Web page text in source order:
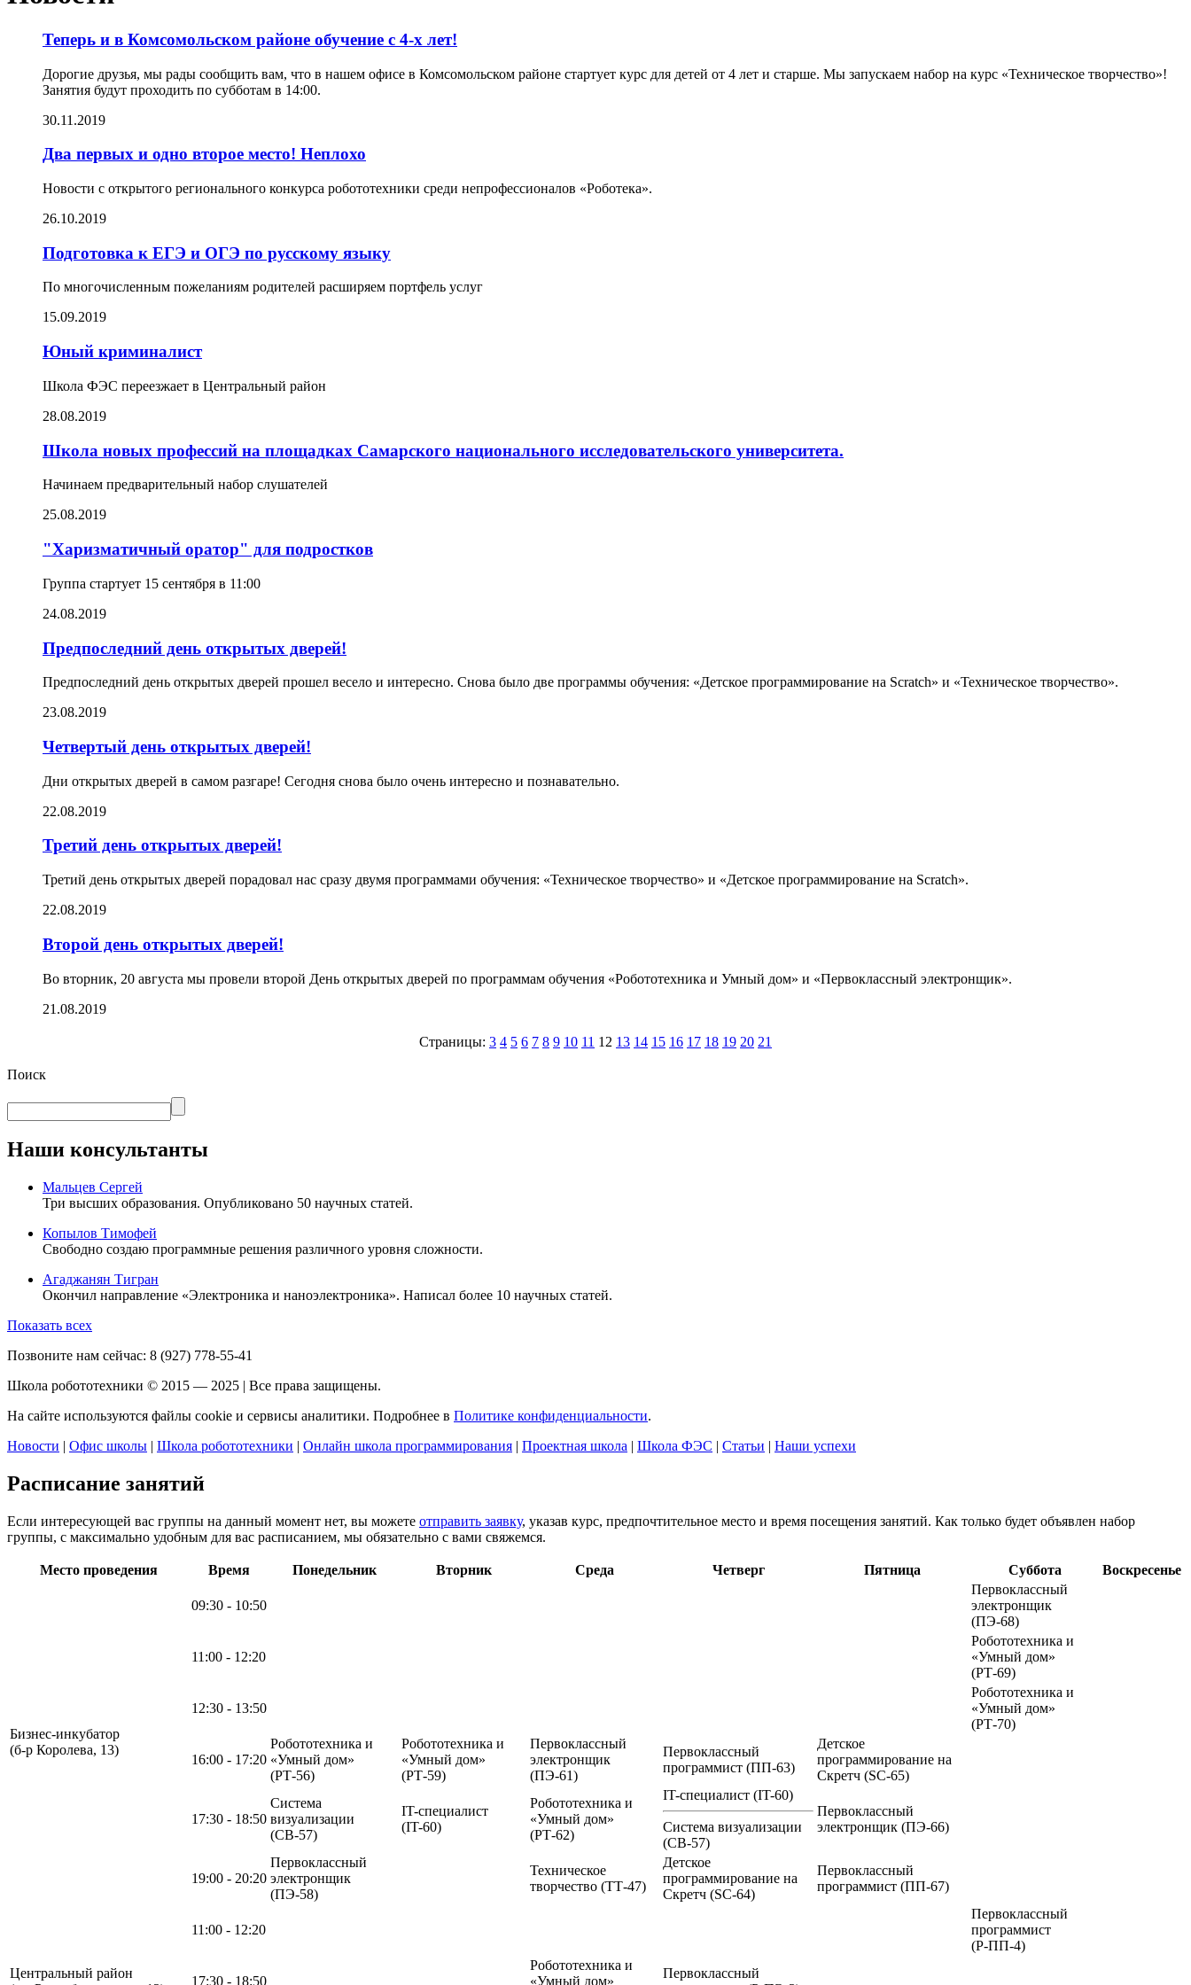
Теперь и в Комсомольском районе обучение с 4-х лет!
Дорогие друзья, мы рады сообщить вам, что в нашем офисе в Комсомольском районе стартует курс для детей от 4 лет и старше. Мы запускаем набор на курс «Техническое творчество»!
Занятия будут проходить по субботам в 14:00.
30.11.2019
Два первых и одно второе место! Неплохо
Новости с открытого регионального конкурса робототехники среди непрофессионалов «Роботека».
26.10.2019
Подготовка к ЕГЭ и ОГЭ по русскому языку
По многочисленным пожеланиям родителей расширяем портфель услуг
15.09.2019
Юный криминалист
Школа ФЭС переезжает в Центральный район
28.08.2019
Школа новых профессий на площадках Самарского национального исследовательского университета.
Начинаем предварительный набор слушателей
25.08.2019
"Харизматичный оратор" для подростков
Группа стартует 15 сентября в 11:00
24.08.2019
Предпоследний день открытых дверей!
Предпоследний день открытых дверей прошел весело и интересно. Снова было две программы обучения: «Детское программирование на Scratch» и «Техническое творчество».
23.08.2019
Четвертый день открытых дверей!
Дни открытых дверей в самом разгаре! Сегодня снова было очень интересно и познавательно.
22.08.2019
Третий день открытых дверей!
Третий день открытых дверей порадовал нас сразу двумя программами обучения: «Техническое творчество» и «Детское программирование на Scratch».
22.08.2019
Второй день открытых дверей!
Во вторник, 20 августа мы провели второй День открытых дверей по программам обучения «Робототехника и Умный дом» и «Первоклассный электронщик».
21.08.2019
Страницы: 3 4 5 6 7 8 9 10 11 12 13 14 15 16 17 18 19 20 21
Поиск
Наши консультанты
Мальцев Сергей
Три высших образования. Опубликовано 50 научных статей.
Копылов Тимофей
Свободно создаю программные решения различного уровня сложности.
Агаджанян Тигран
Окончил направление «Электроника и наноэлектроника». Написал более 10 научных статей.
Показать всех
Позвоните нам сейчас: 8 (927) 778-55-41
Школа робототехники © 2015 — 2025 | Все права защищены.
На сайте используются файлы cookie и сервисы аналитики. Подробнее в Политике конфиденциальности.
Новости | Офис школы | Школа робототехники | Онлайн школа программирования | Проектная школа | Школа ФЭС | Статьи | Наши успехи
Расписание занятий
Если интересующей вас группы на данный момент нет, вы можете отправить заявку, указав курс, предпочтительное место и время посещения занятий. Как только будет объявлен набор
группы, с максимально удобным для вас расписанием, мы обязательно с вами свяжемся.
Место проведения Время Понедельник Вторник Среда Четверг Пятница Суббота Воскресенье
Бизнес-инкубатор
(б-р Королева, 13)
09:30 - 10:50
Первоклассный
электронщик
(ПЭ-68)
11:00 - 12:20
Робототехника и
«Умный дом»
(РТ-69)
12:30 - 13:50
Робототехника и
«Умный дом»
(РТ-70)
16:00 - 17:20
Робототехника и
«Умный дом»
(РТ-56)
Робототехника и
«Умный дом»
(РТ-59)
Первоклассный
электронщик
(ПЭ-61)
Первоклассный
программист (ПП-63)
Детское
программирование на
Скретч (SC-65)
17:30 - 18:50
Система
визуализации
(СВ-57)
IT-специалист
(IT-60)
Робототехника и
«Умный дом»
(РТ-62)
IT-специалист (IT-60)
Система визуализации
(СВ-57)
Первоклассный
электронщик (ПЭ-66)
19:00 - 20:20
Первоклассный
электронщик
(ПЭ-58)
Техническое
творчество (ТТ-47)
Детское
программирование на
Скретч (SC-64)
Первоклассный
программист (ПП-67)
Центральный район
11:00 - 12:20
Первоклассный
программист
(Р-ПП-4)
17:30 - 18:50
Робототехника и
«Умный дом»
Первоклассный